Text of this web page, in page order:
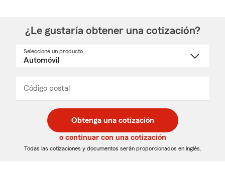
¿Le gustaría obtener una cotización?
Seleccione un producto
desplegable
Código postal
de
5
dígitos
de
5
dígitos
_____
Obtenga una cotización
o continuar con una cotización
Todas las cotizaciones y documentos serán proporcionados en inglés.